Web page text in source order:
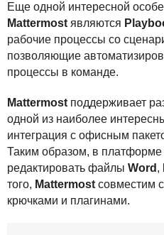
Еще одной интересной
Mattermost являются
рабочие процессы со
позволяющие
процессы в команде.
Mattermost поддерживает
одной из наиболее
интеграция с офисным
Таким образом, в
редактировать файлы Word ,
того, Mattermost совместим
крючками и плагинами.